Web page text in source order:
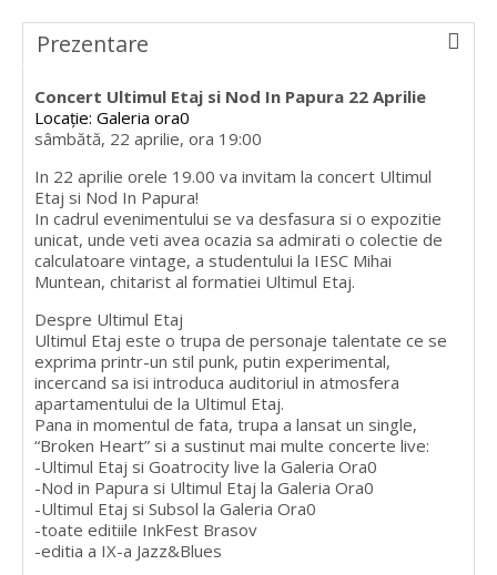
Prezentare
Concert Ultimul Etaj si Nod In Papura 22 Aprilie
Locație: Galeria ora0
sâmbătă, 22 aprilie, ora 19:00
In 22 aprilie orele 19.00 va invitam la concert Ultimul
Etaj si Nod In Papura!
In cadrul evenimentului se va desfasura si o expozitie
unicat, unde veti avea ocazia sa admirati o colectie de
calculatoare vintage, a studentului la IESC Mihai
Muntean, chitarist al formatiei Ultimul Etaj.
Despre Ultimul Etaj
Ultimul Etaj este o trupa de personaje talentate ce se
exprima printr-un stil punk, putin experimental,
incercand sa isi introduca auditoriul in atmosfera
apartamentului de la Ultimul Etaj.
Pana in momentul de fata, trupa a lansat un single,
“Broken Heart” si a sustinut mai multe concerte live:
-Ultimul Etaj si Goatrocity live la Galeria Ora0
-Nod in Papura si Ultimul Etaj la Galeria Ora0
-Ultimul Etaj si Subsol la Galeria Ora0
-toate editiile InkFest Brasov
-editia a IX-a Jazz&Blues